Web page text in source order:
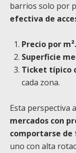
barrios solo por
efectiva de
Precio por m².
Superficie
Ticket típico
cada zona.
Esta perspectiva
mercados con
comportarse
uno con alta